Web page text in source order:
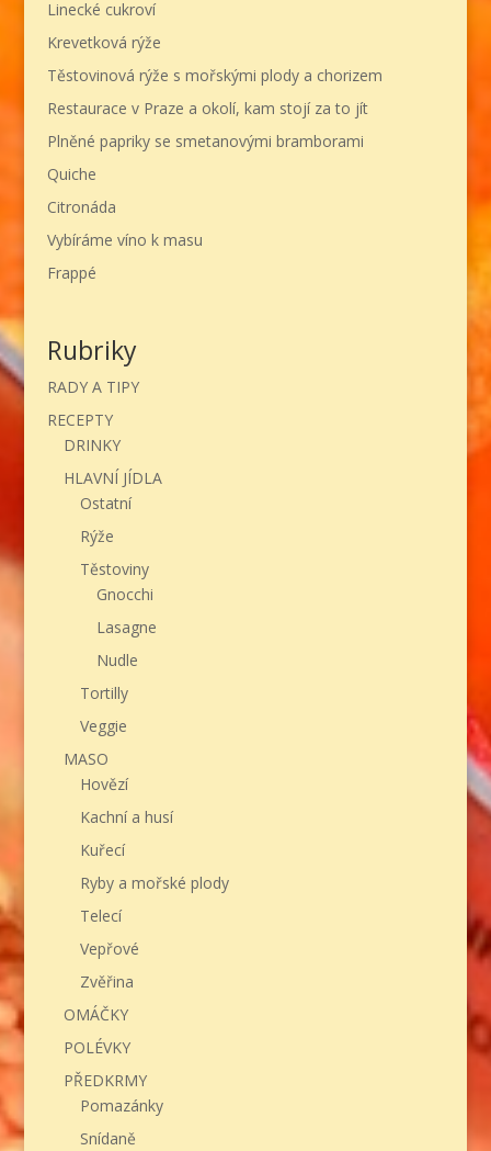
Linecké cukroví
Krevetková rýže
Těstovinová rýže s mořskými plody a chorizem
Restaurace v Praze a okolí, kam stojí za to jít
Plněné papriky se smetanovými bramborami
Quiche
Citronáda
Vybíráme víno k masu
Frappé
Rubriky
RADY A TIPY
RECEPTY
DRINKY
HLAVNÍ JÍDLA
Ostatní
Rýže
Těstoviny
Gnocchi
Lasagne
Nudle
Tortilly
Veggie
MASO
Hovězí
Kachní a husí
Kuřecí
Ryby a mořské plody
Telecí
Vepřové
Zvěřina
OMÁČKY
POLÉVKY
PŘEDKRMY
Pomazánky
Snídaně